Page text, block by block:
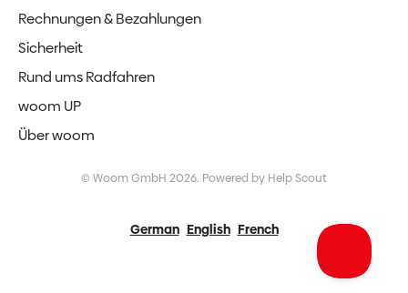
Rechnungen & Bezahlungen
Sicherheit
Rund ums Radfahren
woom UP
Über woom
© Woom GmbH 2026. Powered by Help Scout
German English French